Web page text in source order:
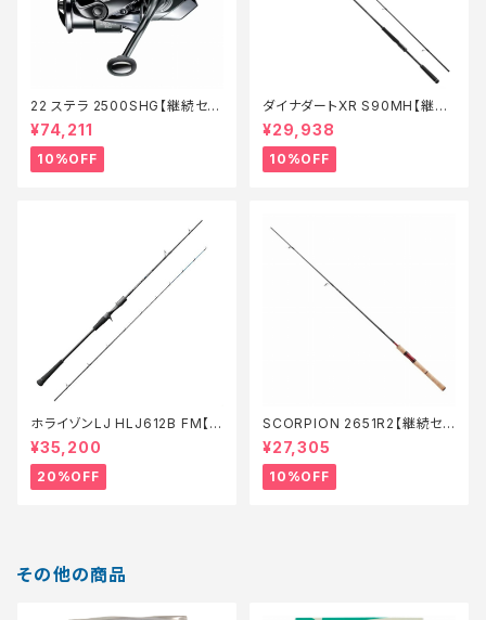
22 ステラ 2500SHG【継続セー
ル_リール】【10】
¥74,211
10%OFF
ダイナダートXR S90MH【継続
セール_ロッド】【10】
¥29,938
10%OFF
ホライゾンLJ HLJ612B FM【特
価ロッド】【20】
¥35,200
20%OFF
SCORPION 2651R2【継続セ
ール_ロッド】【10】
¥27,305
10%OFF
その他の商品